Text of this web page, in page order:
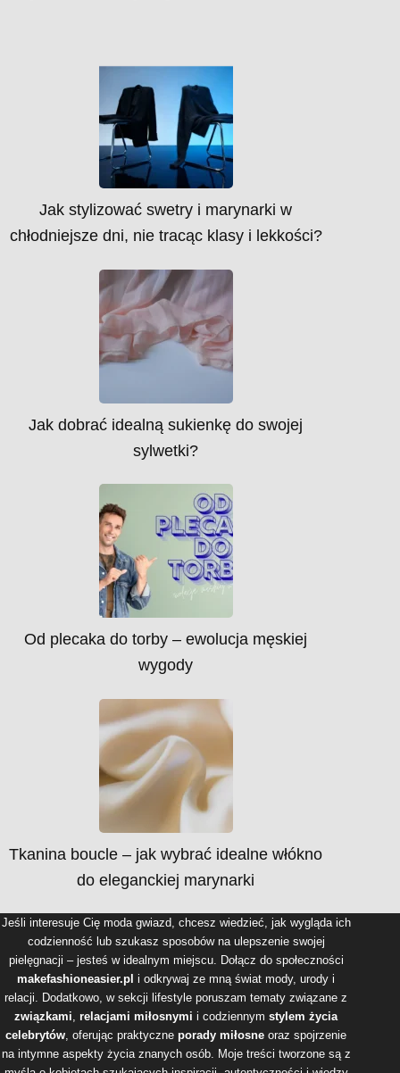
Jak stylizować swetry i marynarki w
chłodniejsze dni, nie tracąc klasy i lekkości?
Jak dobrać idealną sukienkę do swojej
sylwetki?
Od plecaka do torby – ewolucja męskiej
wygody
Tkanina boucle – jak wybrać idealne włókno
do eleganckiej marynarki
Jeśli interesuje Cię moda gwiazd, chcesz wiedzieć, jak wygląda ich
codzienność lub szukasz sposobów na ulepszenie swojej
pielęgnacji – jesteś w idealnym miejscu. Dołącz do społeczności
makefashioneasier.pl i odkrywaj ze mną świat mody, urody i
relacji. Dodatkowo, w sekcji lifestyle poruszam tematy związane z
związkami,relacjami miłosnymi i codziennymstylem życia
celebrytów, oferując praktyczneporady miłosne oraz spojrzenie
na intymne aspekty życia znanych osób. Moje treści tworzone są z